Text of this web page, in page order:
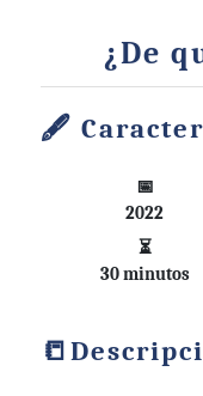
¿De
📅
2022
⏳
30 minutos